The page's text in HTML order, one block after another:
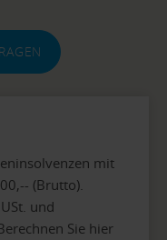
mit
(Brutto).
und
Sie hier